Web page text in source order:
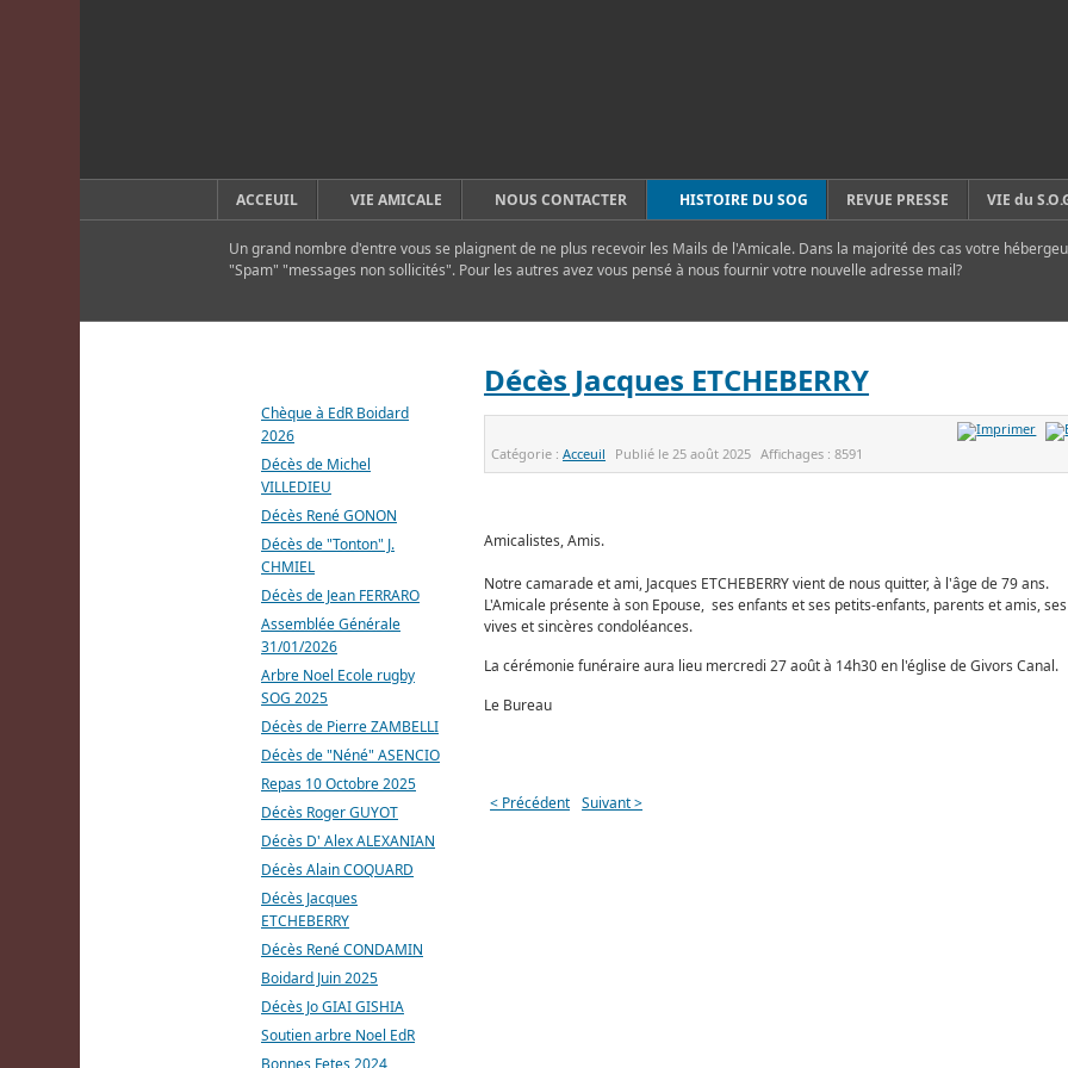
ACCEUIL VIE AMICALE NOUS CONTACTER HISTOIRE DU SOG REVUE PRESSE VIE du
Un grand nombre d'entre vous se plaignent de ne plus recevoir les Mails de l'Amicale. Dans la majorité des cas votre
"Spam" "messages non sollicités". Pour les autres avez vous pensé à nous fournir votre nouvelle adresse mail?
Décès Jacques ETCHEBERRY
Catégorie :Acceuil Publié le25 août 2025 Affichages :8591
Amicalistes, Amis.
Notre camarade et ami, Jacques ETCHEBERRY vient de nous quitter, à l'âge de 79 ans.
L'Amicale présente à son Epouse, ses enfants et ses petits-enfants, parents et amis,
vives et sincères condoléances.
La cérémonie funéraire aura lieu mercredi 27 août à 14h30 en l'église de Givors Canal.
Le Bureau
< Précédent Suivant >
Chèque à EdR Boidard
2026
Décès de Michel
VILLEDIEU
Décès René GONON
Décès de "Tonton" J.
CHMIEL
Décès de Jean FERRARO
Assemblée Générale
31/01/2026
Arbre Noel Ecole rugby
SOG 2025
Décès de Pierre ZAMBELLI
Décès de "Néné" ASENCIO
Repas 10 Octobre 2025
Décès Roger GUYOT
Décès D' Alex ALEXANIAN
Décès Alain COQUARD
Décès Jacques
ETCHEBERRY
Décès René CONDAMIN
Boidard Juin 2025
Décès Jo GIAI GISHIA
Soutien arbre Noel EdR
Bonnes Fetes 2024